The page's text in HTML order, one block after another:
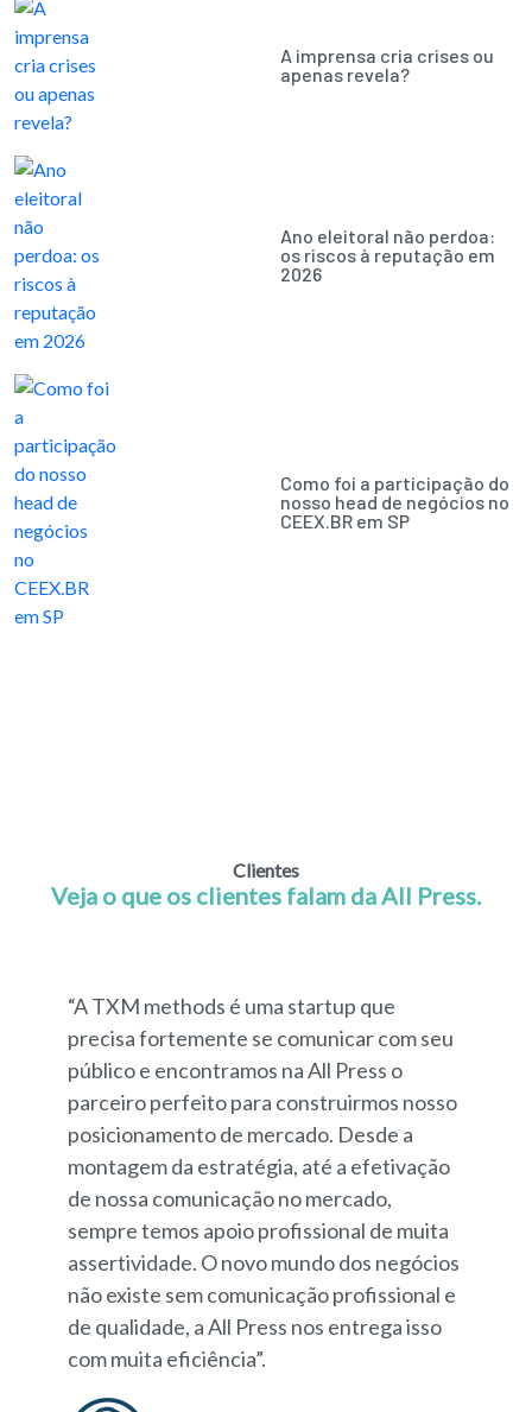
A imprensa cria crises ou
apenas revela?
Ano eleitoral não perdoa:
os riscos à reputação em
2026
Como foi a participação do
nosso head de negócios no
CEEX.BR em SP
Clientes
Veja o que os clientes falam da All Press.
“A TXM methods é uma startup que
precisa fortemente se comunicar com seu
público e encontramos na All Press o
parceiro perfeito para construirmos nosso
posicionamento de mercado. Desde a
montagem da estratégia, até a efetivação
de nossa comunicação no mercado,
sempre temos apoio profissional de muita
assertividade. O novo mundo dos negócios
não existe sem comunicação profissional e
de qualidade, a All Press nos entrega isso
com muita eficiência”.